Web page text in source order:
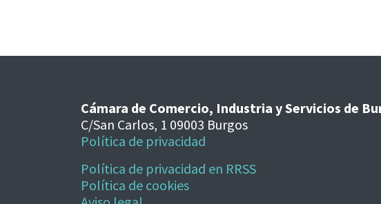
Cámara de Comercio, Industria y Servicios de
C/San Carlos, 1 09003 Burgos
Política de privacidad
Política de privacidad en RRSS
Política de cookies